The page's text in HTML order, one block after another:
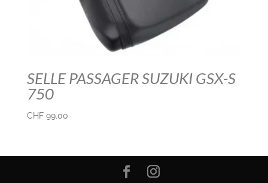
SELLE PASSAGER SUZUKI GSX-S
750
CHF99.00